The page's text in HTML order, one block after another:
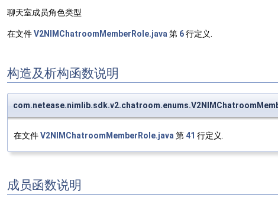
聊天室成员角色类型
在文件V2NIMChatroomMemberRole.java 第 6行定义.
构造及析构函数说明
在文件V2NIMChatroomMemberRole.java第 41 行定义.
成员函数说明